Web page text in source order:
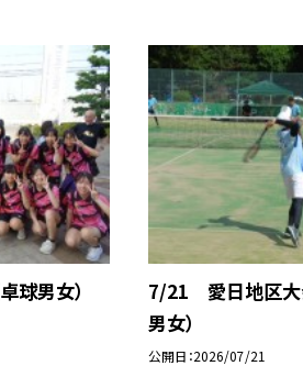
球男女）
7/21 愛日地区大
男女）
公開日 2026/07/21